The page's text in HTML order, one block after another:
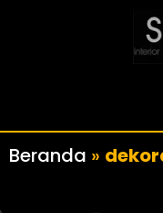
Beranda »